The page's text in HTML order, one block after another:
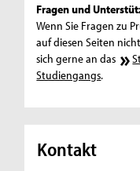
Fragen und
Wenn Sie Fragen zu
auf diesen Seiten
sich gerne an das
Studiengangs.
Kontakt